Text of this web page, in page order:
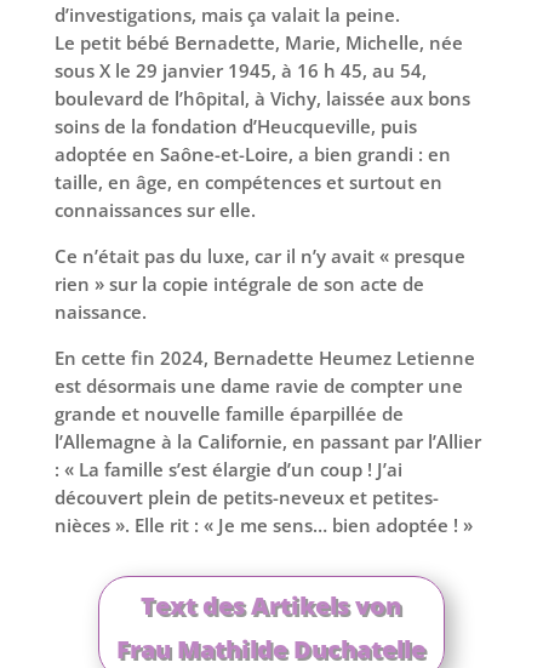
d’investigations, mais ça valait la peine.
Le petit bébé Bernadette, Marie, Michelle, née
sous X le 29 janvier 1945, à 16 h 45, au 54,
boulevard de l’hôpital, à Vichy, laissée aux bons
soins de la fondation d’Heucqueville, puis
adoptée en Saône-et-Loire, a bien grandi : en
taille, en âge, en compétences et surtout en
connaissances sur elle.
Ce n’était pas du luxe, car il n’y avait « presque
rien » sur la copie intégrale de son acte de
naissance.
En cette fin 2024, Bernadette Heumez Letienne
est désormais une dame ravie de compter une
grande et nouvelle famille éparpillée de
l’Allemagne à la Californie, en passant par l’Allier
: « La famille s’est élargie d’un coup ! J’ai
découvert plein de petits-neveux et petites-
nièces ». Elle rit : « Je me sens… bien adoptée ! »
Text des Artikels von
Frau Mathilde Duchatelle